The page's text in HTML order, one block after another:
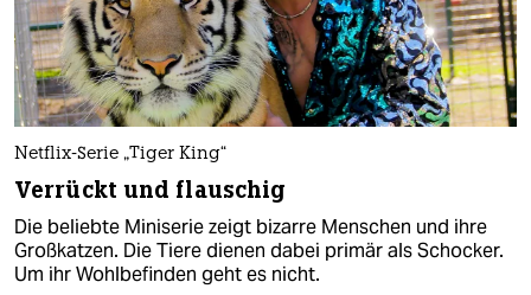
Netflix-Serie „Tiger King“
Verrückt und flauschig
Die beliebte Miniserie zeigt bizarre Menschen und ihre
Großkatzen. Die Tiere dienen dabei primär als Schocker.
Um ihr Wohlbefinden geht es nicht.